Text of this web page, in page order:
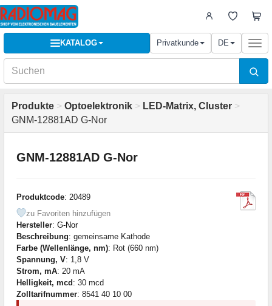
KATALOG Privatkunde DE
Produkte > Optoelektronik > LED-Matrix, Cluster >
GNM-12881AD G-Nor
GNM-12881AD G-Nor
Produktcode: 20489
zu Favoriten hinzufügen
Hersteller: G-Nor
Beschreibung: gemeinsame Kathode
Farbe (Wellenlänge, nm): Rot (660 nm)
Spannung, V: 1,8 V
Strom, mA: 20 mA
Helligkeit, mcd: 30 mcd
Zolltarifnummer: 8541 40 10 00